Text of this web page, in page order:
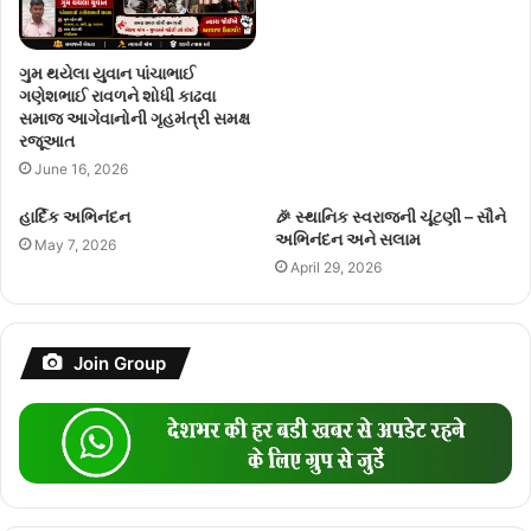
ગુમ થયેલા યુવાન પાંચાભાઈ
ગણેશભાઈ રાવળને શોધી કાઢવા
સમાજ આગેવાનોની ગૃહમંત્રી સમક્ષ
રજૂઆત
June 16, 2026
હાર્દિક અભિનંદન
May 7, 2026
🎉 સ્થાનિક સ્વરાજની ચૂંટણી – સૌને
અભિનંદન અને સલામ
April 29, 2026
Join Group